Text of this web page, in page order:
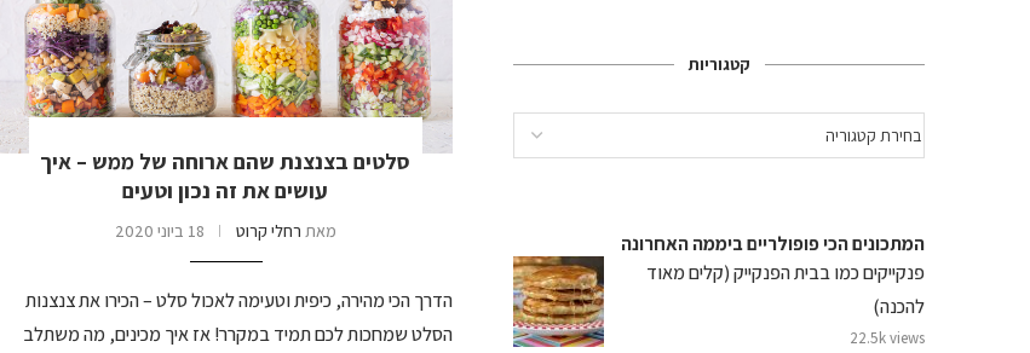
סלטים בצנצנת שהם ארוחה של ממש – איך
עושים את זה נכון וטעים
מאת רחלי קרוט 18 ביוני 2020
הדרך הכי מהירה, כיפית וטעימה לאכול סלט – הכירו את צנצנות
הסלט שמחכות לכם תמיד במקרר! אז איך מכינים, מה משתלב
קטגוריות
המתכונים הכי פופולריים ביממה האחרונה
פנקייקים כמו בבית הפנקייק (קלים מאוד
להכנה)
22.5k views